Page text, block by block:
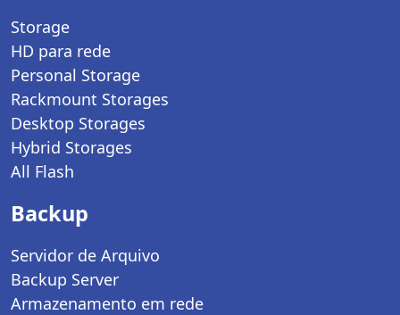
Storage
HD para rede
Personal Storage
Rackmount Storages
Desktop Storages
Hybrid Storages
All Flash
Backup
Servidor de Arquivo
Backup Server
Armazenamento em rede